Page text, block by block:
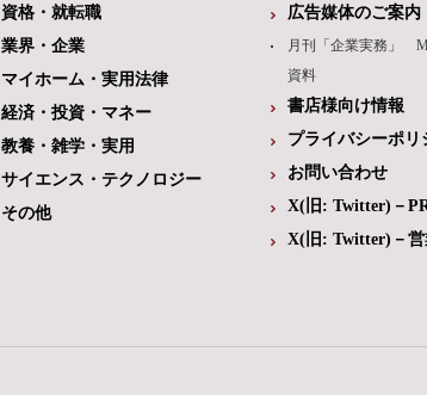
資格・就転職
業界・企業
マイホーム・実用法律
経済・投資・マネー
教養・雑学・実用
サイエンス・テクノロジー
その他
広告媒体のご案内
月刊「企業実務」
資料
書店様向け情報
プライバシーポリ
お問い合わせ
X(旧: Twitter)－
X(旧: Twitter)－営